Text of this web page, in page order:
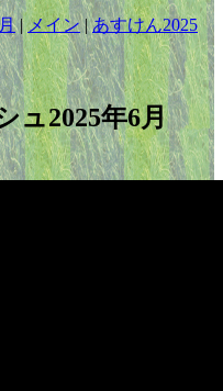
|メイン|あすけん2025
ュ2025年6月